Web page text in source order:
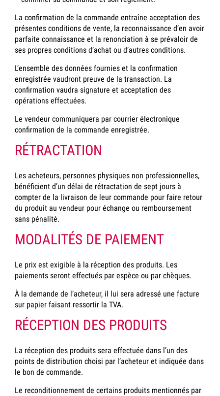
La confirmation de la commande entraîne acceptation des
présentes conditions de vente, la reconnaissance d’en avoir
parfaite connaissance et la renonciation à se prévaloir de
ses propres conditions d’achat ou d’autres conditions.
L’ensemble des données fournies et la confirmation
enregistrée vaudront preuve de la transaction. La
confirmation vaudra signature et acceptation des
opérations effectuées.
Le vendeur communiquera par courrier électronique
confirmation de la commande enregistrée.
RÉTRACTATION
Les acheteurs, personnes physiques non professionnelles,
bénéficient d’un délai de rétractation de sept jours à
compter de la livraison de leur commande pour faire retour
du produit au vendeur pour échange ou remboursement
sans pénalité.
MODALITÉS DE PAIEMENT
Le prix est exigible à la réception des produits. Les
paiements seront effectués par espèce ou par chèques.
À la demande de l’acheteur, il lui sera adressé une facture
sur papier faisant ressortir la TVA.
RÉCEPTION DES PRODUITS
La réception des produits sera effectuée dans l’un des
points de distribution choisi par l’acheteur et indiquée dans
le bon de commande.
Le reconditionnement de certains produits mentionnés par